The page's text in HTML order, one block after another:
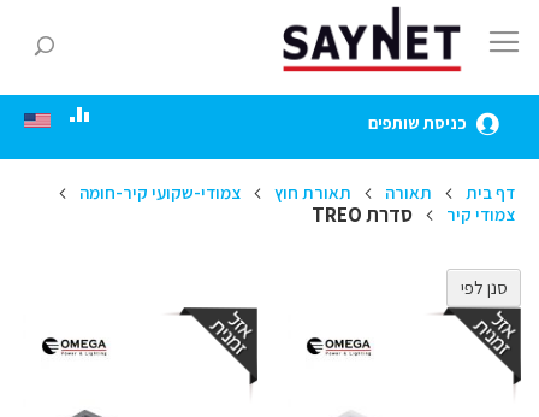
to
Content
כניסת שותפים
דף בית תאורה תאורת חוץ
צמודי-שקועי קיר-חומה
צמודי קיר
סדרת TREO
סנן לפי